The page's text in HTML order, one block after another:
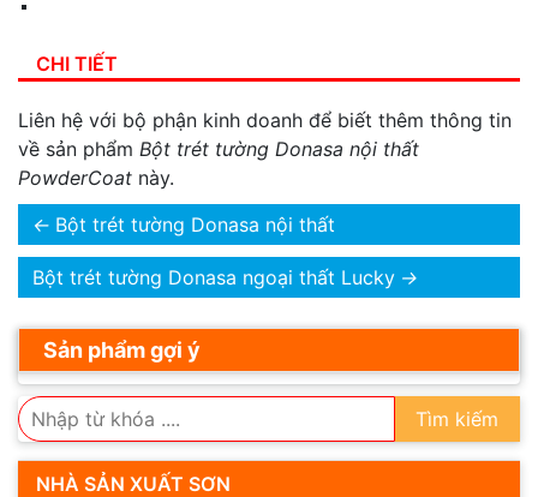
CHI TIẾT
Liên hệ với bộ phận kinh doanh để biết thêm thông tin
về sản phẩm Bột trét tường Donasa nội thất
PowderCoat này.
← Bột trét tường Donasa nội thất
Bột trét tường Donasa ngoại thất Lucky →
Sản phẩm gợi ý
Tìm kiếm
NHÀ SẢN XUẤT SƠN